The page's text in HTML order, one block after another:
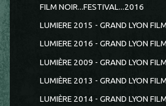
FILM NOIR...FESTIVAL...2016
LUMIERE 2015 - GRAND LYON
LUMIERE 2016 - GRAND LYON
LUMIÈRE 2009 - GRAND LYON
LUMIÈRE 2013 - GRAND LYON
LUMIÈRE 2014 - GRAND LYON